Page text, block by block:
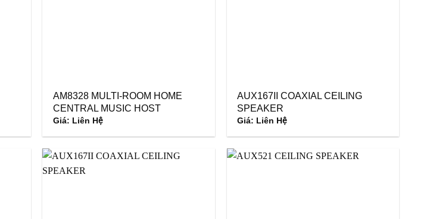
AM8328 MULTI-ROOM HOME
CENTRAL MUSIC HOST
Giá: Liên Hệ
AUX167II COAXIAL CEILING
SPEAKER
Giá: Liên Hệ